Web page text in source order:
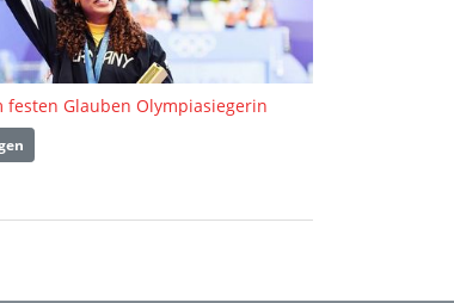
Glauben Olympiasiegerin